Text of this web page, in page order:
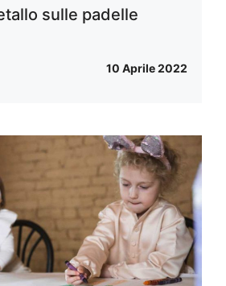
sulle padelle
10 Aprile 2022